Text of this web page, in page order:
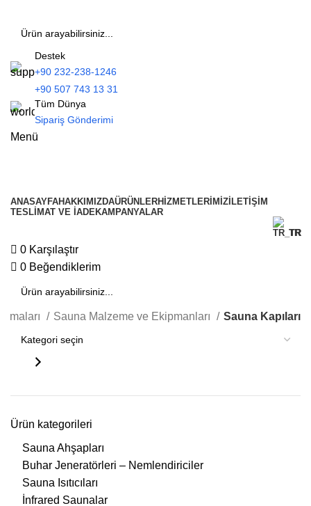
Destek
+90 232-238-1246
+90 507 743 13 31
Tüm Dünya
Sipariş Gönderimi
Menü
ANASAYFAHAKKIMIZDAÜRÜNLERHIZMETLERIMIZ İLETIŞIM
TESLIMAT VE İADEKAMPANYALAR
TR
0 Karşılaştır
0 Beğendiklerim
Sauna Malzeme ve Ekipmanları Sauna Kapıları
Ürün kategorileri
Sauna Ahşapları
Buhar Jeneratörleri – Nemlendiriciler
Sauna Isıtıcıları
İnfrared Saunalar